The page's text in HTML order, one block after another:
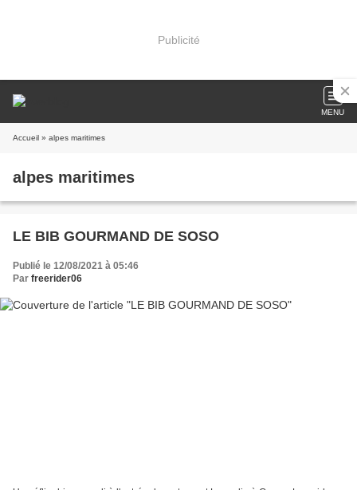
Publicité
MENU
Accueil » alpes maritimes
alpes maritimes
LE BIB GOURMAND DE SOSO
Publié le 12/08/2021 à 05:46
Par freerider06